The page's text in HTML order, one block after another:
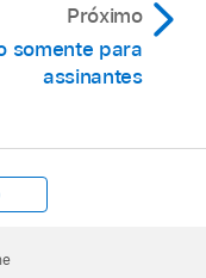
Próximo
somente para
assinantes